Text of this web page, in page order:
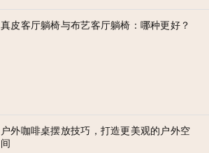
真皮客厅躺椅与布艺客厅躺椅：哪种更好？
户外咖啡桌摆放技巧，打造更美观的户外空
间